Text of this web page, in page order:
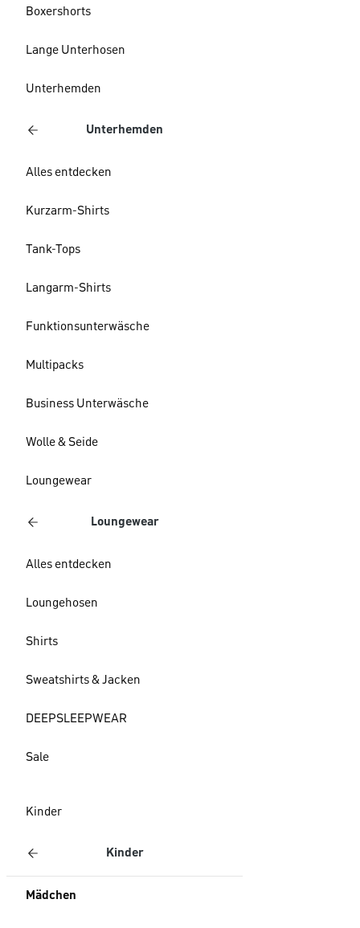
Boxershorts
Lange Unterhosen
Unterhemden
Unterhemden
Alles entdecken
Kurzarm-Shirts
Tank-Tops
Langarm-Shirts
Funktionsunterwäsche
Multipacks
Business Unterwäsche
Wolle & Seide
Loungewear
Loungewear
Alles entdecken
Loungehosen
Shirts
Sweatshirts & Jacken
DEEPSLEEPWEAR
Sale
Kinder
Kinder
Mädchen